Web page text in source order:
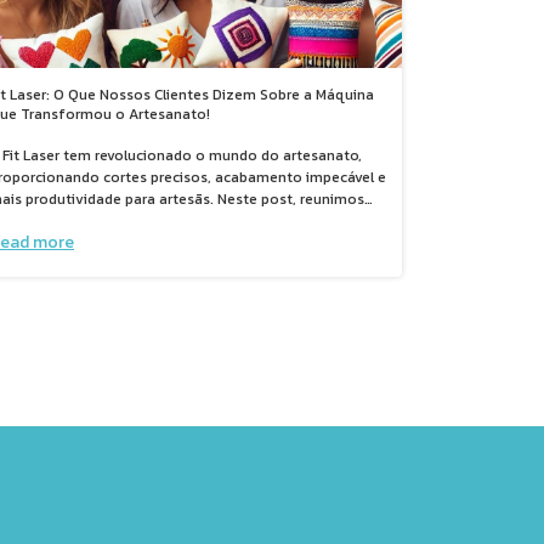
Laser: O Que Nossos Clientes Dizem Sobre a Máquina
Transformou o Artesanato!
Fit Laser tem revolucionado o mundo do artesanato,
cortes precisos, acabamento impecável e
produtividade para artesãs. Neste post, reunimos
máquina mudou seus negócios e aumentou suas
more